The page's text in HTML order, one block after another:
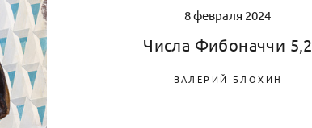
8 февраля 2024
Числа Фибоначчи 5,2
ВАЛЕРИЙ БЛОХИН